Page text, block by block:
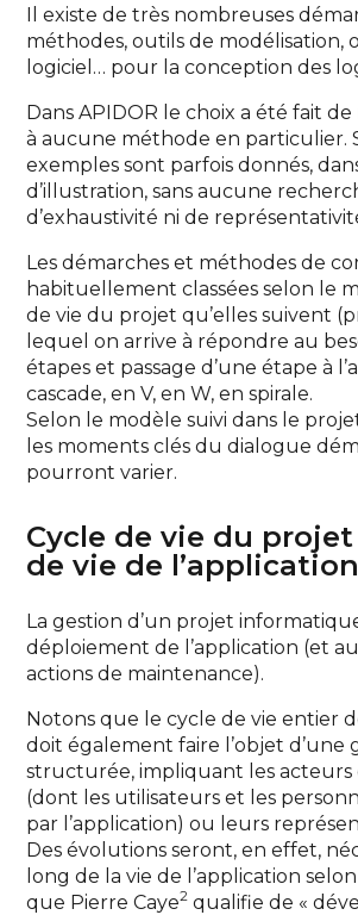
Il existe de très nombreuses
méthodes, outils de modélisation,
logiciel… pour la conception des
Dans APIDOR le choix a été fait
à aucune méthode en particulier.
exemples sont parfois donnés,
d’illustration, sans aucune
d’exhaustivité ni de
Les démarches et méthodes de
habituellement classées selon le
de vie du projet qu’elles suivent
lequel on arrive à répondre au
étapes et passage d’une étape à
cascade, en V, en W, en spirale.
Selon le modèle suivi dans le
les moments clés du dialogue
pourront varier.
Cycle de vie du projet
de vie de l’application
La gestion d’un projet
déploiement de l’application (et
actions de maintenance).
Notons que le cycle de vie entier
doit également faire l’objet d’une
structurée, impliquant les acteurs
(dont les utilisateurs et les
par l’application) ou leurs
Des évolutions seront, en effet,
long de la vie de l’application
que Pierre Caye2 qualifie de «